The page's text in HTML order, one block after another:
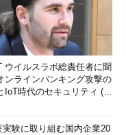
を休止状態にする
止を実行する（TIPS）
］ボタンを表示する
に休止状態になるのを
ウイルスラボ総責任者に聞
ンラインバンキング攻撃の
IoT時代のセキュリティ (1/
験に取り組む国内企業20